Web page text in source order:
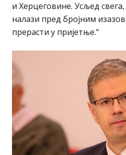
и Херцеговине. Усљед
налази пред бројним
прерасти у пријетње.“